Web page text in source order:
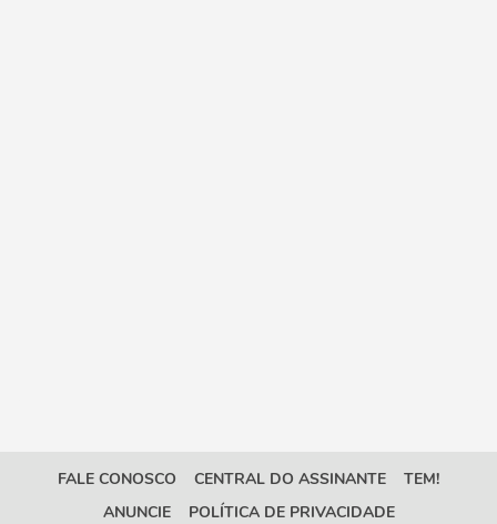
FALE CONOSCO CENTRAL DO ASSINANTE
TEM!
ANUNCIE
POLÍTICA DE PRIVACIDADE